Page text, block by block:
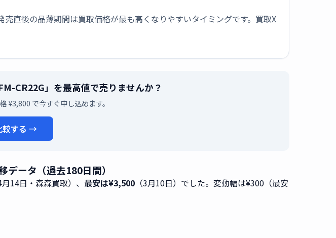
直後の品薄期間は買取価格が最も高くなりやすいタイミングです。買取X
CR22G」を最高値で売りませんか？
¥3,800 で今すぐ申し込めます。
較する →
データ（過去180日間）
4月14日・森森買取）、 最安は¥3,500 （3月10日）でした。変動幅は¥300（最安